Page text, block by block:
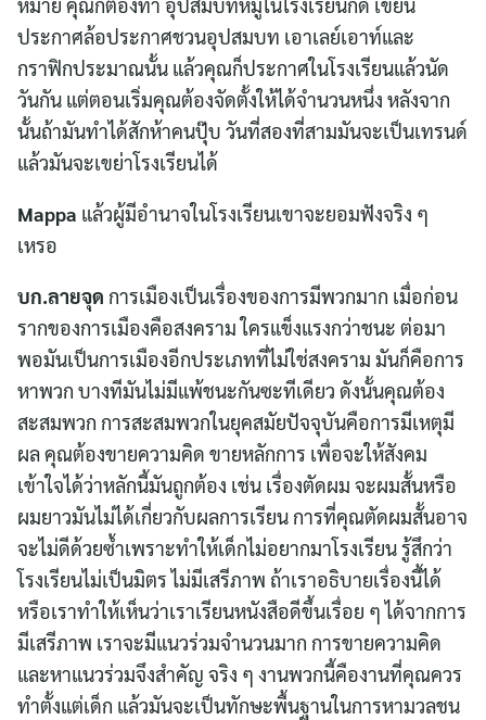
หมาย คุณก็ต้องทำ อุปสมบทหมู่ในโรงเรียนก็ดี เขียน
ประกาศล้อประกาศชวนอุปสมบท เอาเลย์เอาท์และ
กราฟิกประมาณนั้น แล้วคุณก็ประกาศในโรงเรียนแล้วนัด
วันกัน แต่ตอนเริ่มคุณต้องจัดตั้งให้ได้จำนวนหนึ่ง หลังจาก
นั้นถ้ามันทำได้สักห้าคนปุ๊บ วันที่สองที่สามมันจะเป็นเทรนด์
แล้วมันจะเขย่าโรงเรียนได้
Mappa แล้วผู้มีอำนาจในโรงเรียนเขาจะยอมฟังจริง ๆ
เหรอ
บก.ลายจุด การเมืองเป็นเรื่องของการมีพวกมาก เมื่อก่อน
รากของการเมืองคือสงคราม ใครแข็งแรงกว่าชนะ ต่อมา
พอมันเป็นการเมืองอีกประเภทที่ไม่ใช่สงคราม มันก็คือการ
หาพวก บางทีมันไม่มีแพ้ชนะกันซะทีเดียว ดังนั้นคุณต้อง
สะสมพวก การสะสมพวกในยุคสมัยปัจจุบันคือการมีเหตุมี
ผล คุณต้องขายความคิด ขายหลักการ เพื่อจะให้สังคม
เข้าใจได้ว่าหลักนี้มันถูกต้อง เช่น เรื่องตัดผม จะผมสั้นหรือ
ผมยาวมันไม่ได้เกี่ยวกับผลการเรียน การที่คุณตัดผมสั้นอาจ
จะไม่ดีด้วยซ้ำเพราะทำให้เด็กไม่อยากมาโรงเรียน รู้สึกว่า
โรงเรียนไม่เป็นมิตร ไม่มีเสรีภาพ ถ้าเราอธิบายเรื่องนี้ได้
หรือเราทำให้เห็นว่าเราเรียนหนังสือดีขึ้นเรื่อย ๆ ได้จากการ
มีเสรีภาพ เราจะมีแนวร่วมจำนวนมาก การขายความคิด
และหาแนวร่วมจึงสำคัญ จริง ๆ งานพวกนี้คืองานที่คุณควร
ทำตั้งแต่เด็ก แล้วมันจะเป็นทักษะพื้นฐานในการหามวลชน